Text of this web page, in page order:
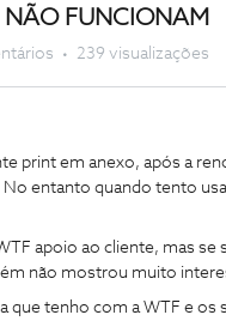
NÃO FUNCIONAM
239 visualizações
print em anexo, após a
entanto quando tento
apoio ao cliente, mas se
não mostrou muito
que tenho com a WTF e os